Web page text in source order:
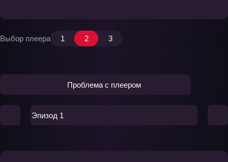
Выбор плеера 1 2 3
Проблема с плеером
Эпизод 1